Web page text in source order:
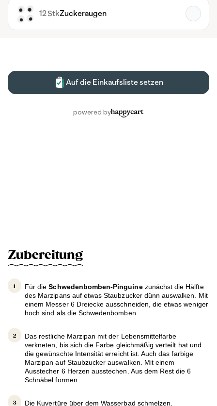
Zubereitung
Für die Schwedenbomben-Pinguinezunächst die Hälfte
des Marzipans auf etwas Staubzucker dünn auswalken. Mit
einem Messer 6 Dreiecke ausschneiden, die etwas weniger
hoch sind als die Schwedenbomben.
Das restliche Marzipan mit der Lebensmittelfarbe
verkneten, bis sich die Farbe gleichmäßig verteilt hat und
die gewünschte Intensität erreicht ist. Auch das farbige
Marzipan auf Staubzucker auswalken. Mit einem
Ausstecher 6 Herzen ausstechen. Aus dem Rest die 6
Schnäbel formen.
Die Kuvertüre über dem Wasserbad schmelzen.